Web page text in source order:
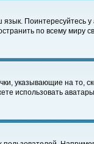
Поинтересуйтесь у
по всему миру
указывающие на то,
использовать